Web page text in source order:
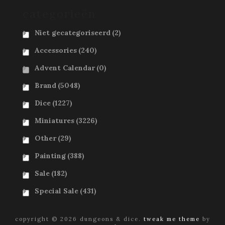
Niet gecategoriseerd (2)
Accessories (240)
Advent Calendar (0)
Brand (5048)
Dice (1227)
Miniatures (3226)
Other (29)
Painting (388)
Sale (182)
Special Sale (431)
copyright © 2026 dungeons & dice. tweak me theme by